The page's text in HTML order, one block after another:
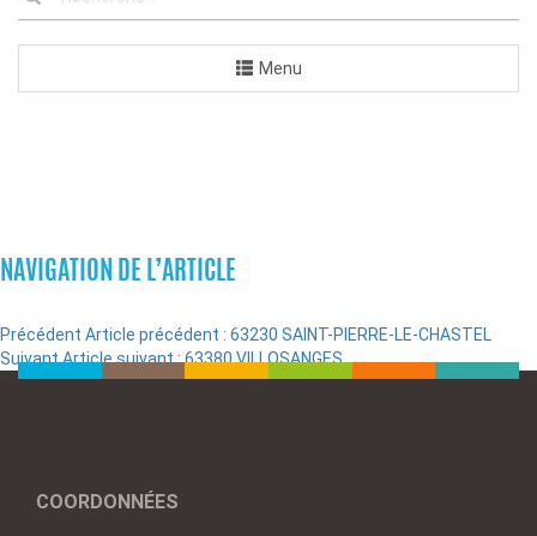
Menu
NAVIGATION DE L’ARTICLE
Précédent Article précédent : 63230 SAINT-PIERRE-LE-CHASTEL
SuivantArticle suivant :63380 VILLOSANGES
COORDONNÉES